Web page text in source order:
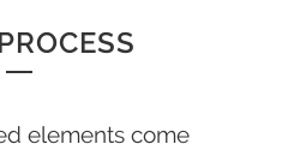
elements come